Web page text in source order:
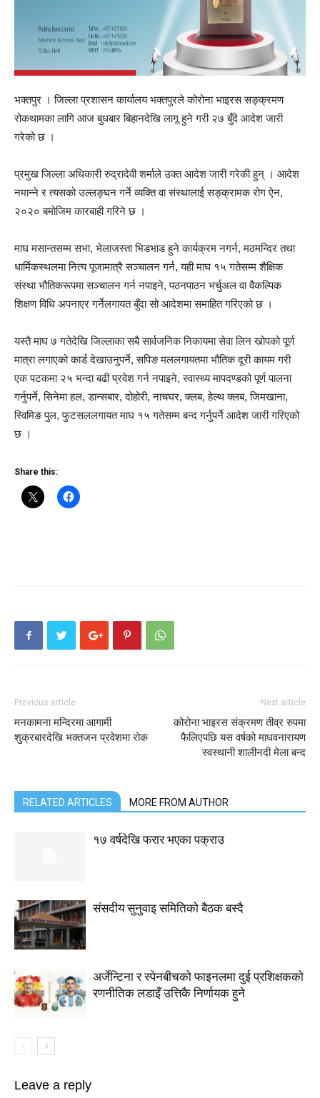
भक्तपुर । जिल्ला प्रशासन कार्यालय भक्तपुरले कोरोना भाइरस सङ्क्रमण
रोकथामका लागि आज बुधबार बिहानदेखि लागू हुने गरी २७ बुँदे आदेश जारी
गरेको छ ।
प्रमुख जिल्ला अधिकारी रुद्रादेवी शर्माले उक्त आदेश जारी गरेकी हुन् । आदेश
नमान्ने र त्यसको उल्लङ्घन गर्ने व्यक्ति वा संस्थालाई सङ्क्रामक रोग ऐन,
२०२० बमोजिम कारबाही गरिने छ ।
माघ मसान्तसम्म सभा, भेलाजस्ता भिडभाड हुने कार्यक्रम नगर्न, मठमन्दिर तथा
धार्मिकस्थलमा नित्य पूजामात्रै सञ्चालन गर्न, यही माघ १५ गतेसम्म शैक्षिक
संस्था भौतिकरूपमा सञ्चालन गर्न नपाइने, पठनपाठन भर्चुअल वा वैकल्पिक
शिक्षण विधि अपनाएर गर्नेलगायत बुँदा सो आदेशमा समाहित गरिएको छ ।
यस्तै माघ ७ गतेदेखि जिल्लाका सबै सार्वजनिक निकायमा सेवा लिन खोपको पूर्ण
मात्रा लगाएको कार्ड देखाउनुपर्ने, सपिङ मललगायतमा भौतिक दूरी कायम गरी
एक पटकमा २५ भन्दा बढी प्रवेश गर्न नपाइने, स्वास्थ्य मापदण्डको पूर्ण पालना
गर्नुपर्ने, सिनेमा हल, डान्सबार, दोहोरी, नाचघर, क्लब, हेल्थ क्लब, जिमखाना,
स्विमिङ पुल, फुटसललगायत माघ १५ गतेसम्म बन्द गर्नुपर्ने आदेश जारी गरिएको
छ ।
Share this:
Previous article
मनकामना मन्दिरमा आगामी
शुक्रबारदेखि भक्तजन प्रवेशमा रोक
Next article
कोरोना भाइरस संक्रमण तीव्र रुपमा
फैलिएपछि यस वर्षको माधवनारायण
स्वस्थानी शालीनदी मेला बन्द
RELATED ARTICLES MORE FROM AUTHOR
१७ वर्षदेखि फरार भएका पक्राउ
संसदीय सुनुवाइ समितिको बैठक बस्दै
अर्जेन्टिना र स्पेनबीचको फाइनलमा दुई प्रशिक्षकको
रणनीतिक लडाइँ उत्तिकै निर्णायक हुने
Leave a reply